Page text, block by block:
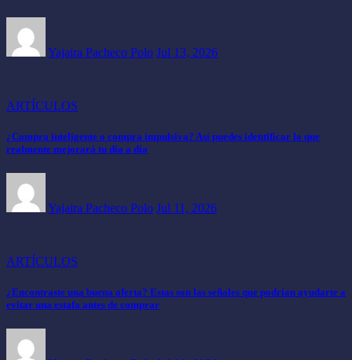
Yajaira Pacheco Polo Jul 13, 2026
ARTÍCULOS
¿Compra inteligente o compra impulsiva? Así puedes identificar lo que
realmente mejorará tu día a día
Yajaira Pacheco Polo Jul 11, 2026
ARTÍCULOS
¿Encontraste una buena oferta? Estas son las señales que podrían ayudarte a
evitar una estafa antes de comprar